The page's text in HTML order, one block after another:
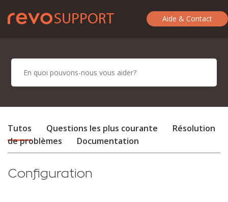
Aide & Contact
Tutos Questions les plus courante
Résolution
de problèmes
Documentation
Configuration